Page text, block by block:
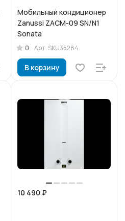
Мобильный кондиционер
Zanussi ZACM-09 SN/N1
Sonata
0 Арт. SKU35284
В корзину
10 490 ₽